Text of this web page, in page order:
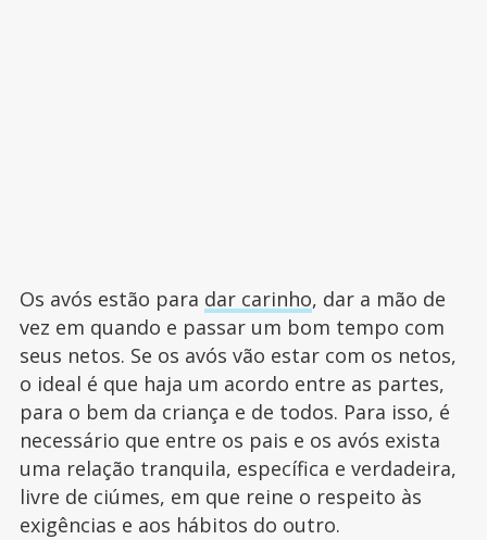
Os avós estão para dar carinho, dar a mão de
vez em quando e passar um bom tempo com
seus netos. Se os avós vão estar com os netos,
o ideal é que haja um acordo entre as partes,
para o bem da criança e de todos. Para isso, é
necessário que entre os pais e os avós exista
uma relação tranquila, específica e verdadeira,
livre de ciúmes, em que reine o respeito às
exigências e aos hábitos do outro.